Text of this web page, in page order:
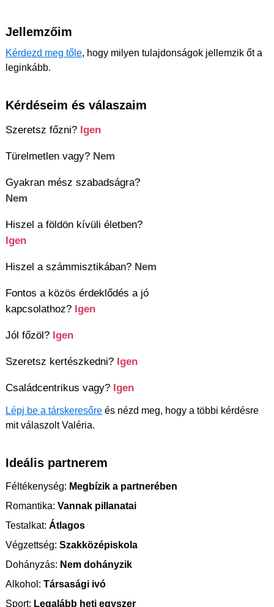
Jellemzőim
Kérdezd meg tőle, hogy milyen tulajdonságok jellemzik őt a
leginkább.
Kérdéseim és válaszaim
Szeretsz főzni? Igen
Türelmetlen vagy? Nem
Gyakran mész szabadságra?
Nem
Hiszel a földön kívüli életben?
Igen
Hiszel a számmisztikában? Nem
Fontos a közös érdeklődés a jó
kapcsolathoz? Igen
Jól főzöl? Igen
Szeretsz kertészkedni? Igen
Családcentrikus vagy? Igen
Lépj be a társkeresőre és nézd meg, hogy a többi kérdésre
mit válaszolt Valéria.
Ideális partnerem
Féltékenység: Megbízik a partnerében
Romantika: Vannak pillanatai
Testalkat: Átlagos
Végzettség: Szakközépiskola
Dohányzás: Nem dohányzik
Alkohol: Társasági ivó
Sport: Legalább heti egyszer